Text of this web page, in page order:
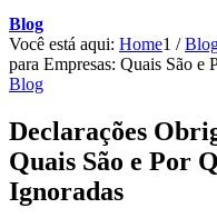
Blog
Você está aqui: Home1 /
para Empresas: Quais São e
Blog
Declarações
Quais São e Por
Ignoradas